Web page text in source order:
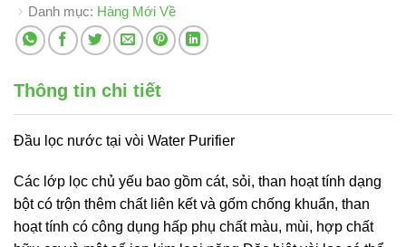
Danh mục: Hàng Mới Về
Thông tin chi tiết
Đầu lọc nước tại vòi Water Purifier
Các lớp lọc chủ yếu bao gồm cát, sỏi, than hoạt tính dạng
bột có trộn thêm chất liên kết và gốm chống khuẩn, than
hoạt tính có công dụng hấp phụ chất màu, mùi, hợp chất